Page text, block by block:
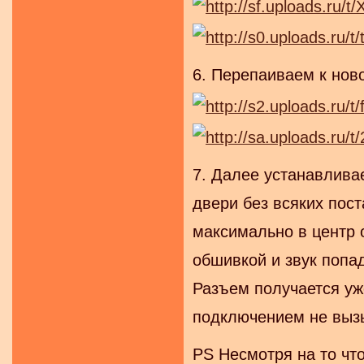
6. Перепаиваем к
7. Далее
двери без всяких
максимально в центр
обшивкой и звук
Разъем получается
подключением не
PS Несмотря на то